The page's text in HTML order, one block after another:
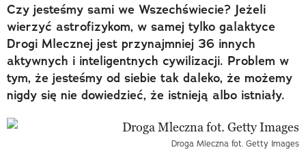
Czy jesteśmy sami we Wszechświecie? Jeżeli
wierzyć astrofizykom, w samej tylko galaktyce
Drogi Mlecznej jest przynajmniej 36 innych
aktywnych i inteligentnych cywilizacji. Problem w
tym, że jesteśmy od siebie tak daleko, że możemy
nigdy się nie dowiedzieć, że istnieją albo istniały.
Droga Mleczna fot. Getty Images